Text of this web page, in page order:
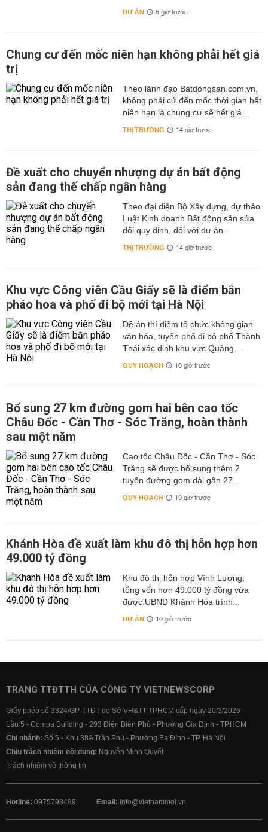
DỰ ÁN 5 giờ trước
Chung cư đến mốc niên hạn không phải hết giá
trị
Theo lãnh đạo Batdongsan.com.vn,
không phải cứ đến mốc thời gian hết
niên hạn là chung cư sẽ hết giá...
THỊ TRƯỜNG 14 giờ trước
Đề xuất cho chuyển nhượng dự án bất động
sản đang thế chấp ngân hàng
Theo đại diện Bộ Xây dựng, dự thảo
Luật Kinh doanh Bất động sản sửa
đổi quy định, đối với dự án...
THỊ TRƯỜNG 14 giờ trước
Khu vực Công viên Cầu Giấy sẽ là điểm bắn
pháo hoa và phố đi bộ mới tại Hà Nội
Đề án thí điểm tổ chức không gian
văn hóa, tuyến phố đi bộ phố Thành
Thái xác định khu vực Quảng...
QUY HOẠCH 18 giờ trước
Bổ sung 27 km đường gom hai bên cao tốc
Châu Đốc - Cần Thơ - Sóc Trăng, hoàn thành
sau một năm
Cao tốc Châu Đốc - Cần Thơ - Sóc
Trăng sẽ được bổ sung thêm 2
tuyến đường gom dài gần 27...
QUY HOẠCH 19 giờ trước
Khánh Hòa đề xuất làm khu đô thị hỗn hợp hơn
49.000 tỷ đồng
Khu đô thị hỗn hợp Vĩnh Lương,
tổng vốn hơn 49.000 tỷ đồng vừa
được UBND Khánh Hòa trình...
DỰ ÁN 10 giờ trước
TRANG TTĐTTH CỦA CÔNG TY VIETNEWSCORP
Giấy phép số 3324/GP-TTĐT do Sở VH&TT TPHCM cấp ngày 20/3/2026
Lầu 5 - Compa Building - 293 Điện Biên Phủ - Phường Gia Định - TP.HCM
Chi nhánh: Số 5 - Khu 38A Trần Phú - Phường Ba Đình - TP. Hà Nội
Chịu trách nhiệm nội dung: Nguyễn Minh Quyết
Trách nhiệm về thông tin
Hotline: 0975798489 Email: info@vietnammoi.vn